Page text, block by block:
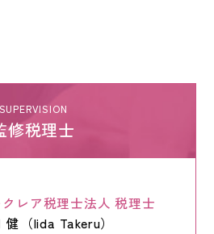
労務士法人
式会社
SUPERVISION
修税理士
クレア税理士法人税理士
健（Iida Takeru）